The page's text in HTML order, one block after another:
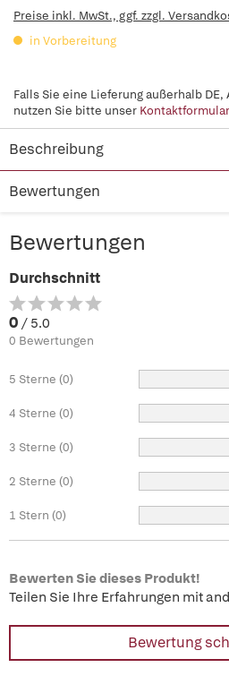
Preise inkl. MwSt., ggf. zzgl.
in Vorbereitung
Falls Sie eine Lieferung außerhalb DE,
nutzen Sie bitte unser Kontaktformular
Beschreibung
Bewertungen
Bewertungen
Durchschnitt
0 / 5.0
0 Bewertungen
5 Sterne (0)
4 Sterne (0)
3 Sterne (0)
2 Sterne (0)
1 Stern (0)
Bewerten Sie dieses Produkt!
Teilen Sie Ihre Erfahrungen mit
Bewertung